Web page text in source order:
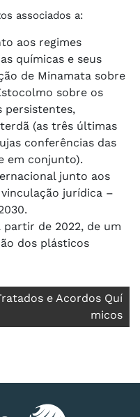
associados a:
aos regimes
químicas e seus
de Minamata sobre
sobre os
persistentes,
(as três últimas
conferências das
em conjunto).
junto aos
jurídica –
de 2022, de um
dos plásticos
e Acordos Quí
micos